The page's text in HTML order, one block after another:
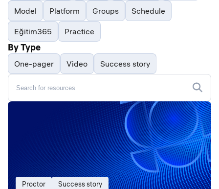
Model Platform Groups Schedule
Eğitim365 Practice
By Type
One-pager Video Success story
Proctor Success story